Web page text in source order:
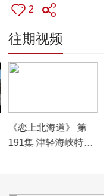
2
往期视频
《恋上北海道》 第
191集 津轻海峡特辑